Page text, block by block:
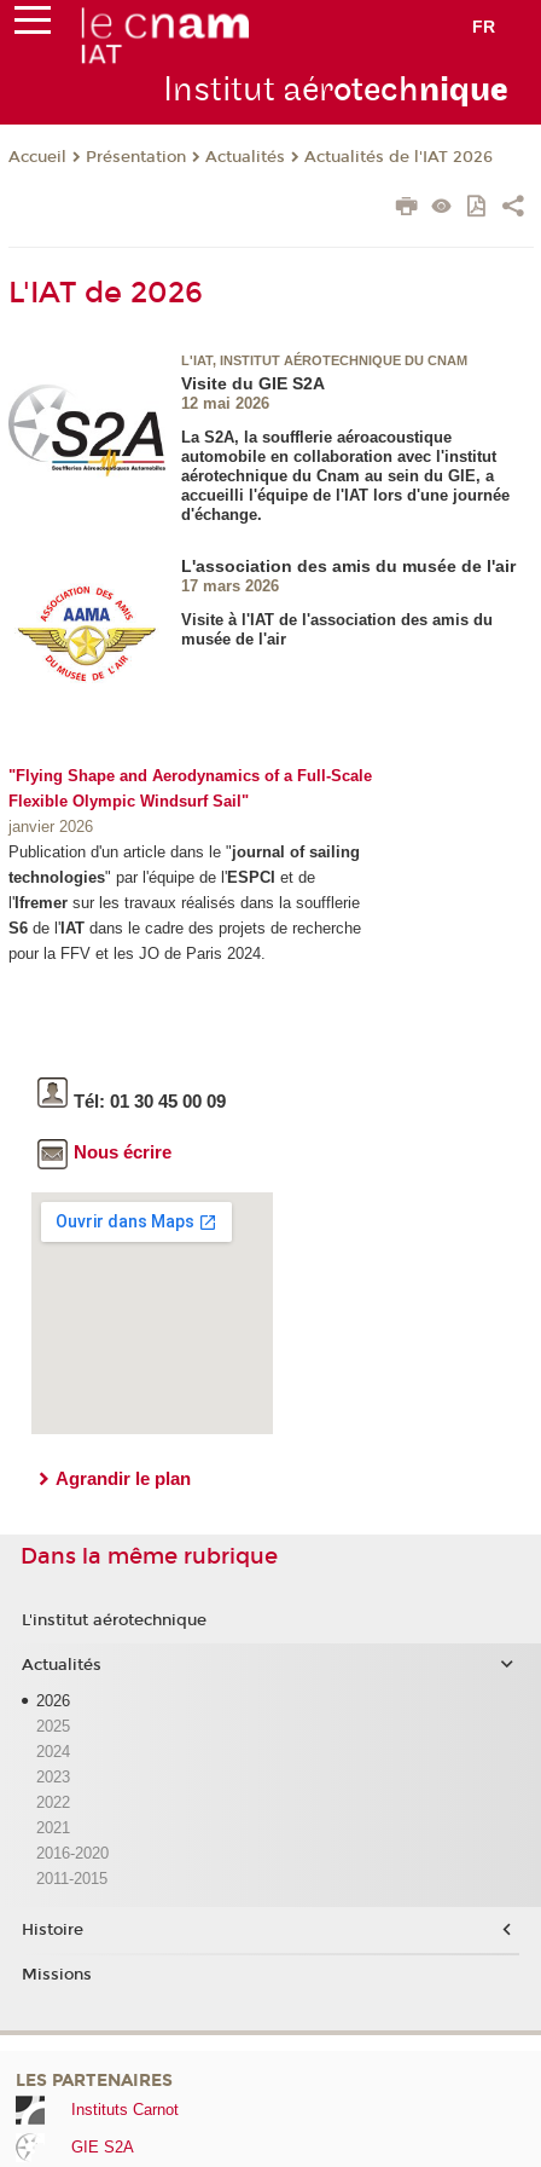
FR
Institut aérotechnique
Accueil Présentation Actualités Actualités de l'IAT 2026
L'IAT de 2026
L'IAT, INSTITUT AÉROTECHNIQUE DU CNAM
Visite du GIE S2A
12 mai 2026
La S2A, la soufflerie aéroacoustique
automobile en collaboration avec l'institut
aérotechnique du Cnam au sein du GIE, a
accueilli l'équipe de l'IAT lors d'une journée
d'échange.
L'association des amis du musée de l'air
17 mars 2026
Visite à l'IAT de l'association des amis du
musée de l'air
"Flying Shape and Aerodynamics of a Full-Scale
Flexible Olympic Windsurf Sail"
janvier 2026
Publication d'un article dans le "journal of sailing
technologies" par l'équipe de l'ESPCI et de
l'Ifremer sur les travaux réalisés dans la soufflerie
S6de l'IATdans le cadre des projets de recherche
pour la FFV et les JO de Paris 2024.
Tél: 01 30 45 00 09
Nous écrire
Agrandir le plan
Dans la même rubrique
L'institut aérotechnique
Actualités
2026
2025
2024
2023
2022
2021
2016-2020
2011-2015
Histoire
Missions
LES PARTENAIRES
Instituts Carnot
GIE S2A